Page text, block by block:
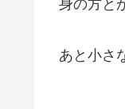
身の方と
あと小さ